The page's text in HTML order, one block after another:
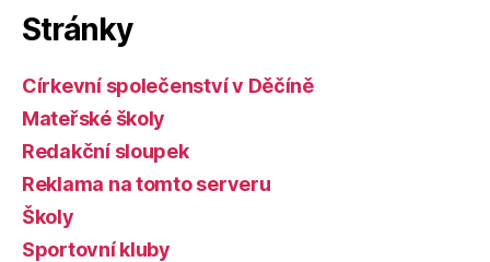
Stránky
Církevní společenství v Děčíně
Mateřské školy
Redakční sloupek
Reklama na tomto serveru
Školy
Sportovní kluby